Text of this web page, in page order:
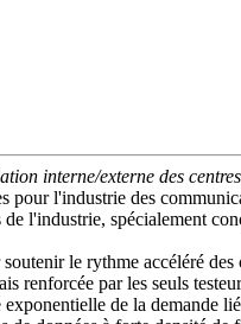
interne/externe des
l'industrie des
l'industrie, spécialement
le rythme accéléré
renforcée par les seuls
de la demande